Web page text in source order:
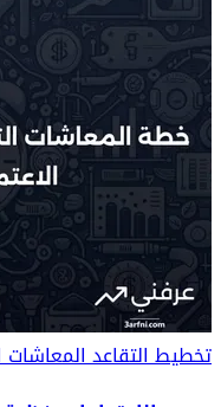
تخطيط التقاعدالمعاشات